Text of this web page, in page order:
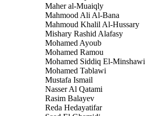
Maher al-Muaiqly
Mahmood Ali Al-Bana
Mahmoud Khalil Al-Hussary
Mishary Rashid Alafasy
Mohamed Ayoub
Mohamed Ramou
Mohamed Siddiq El-Minshawi
Mohamed Tablawi
Mustafa Ismail
Nasser Al Qatami
Rasim Balayev
Reda Hedayatifar